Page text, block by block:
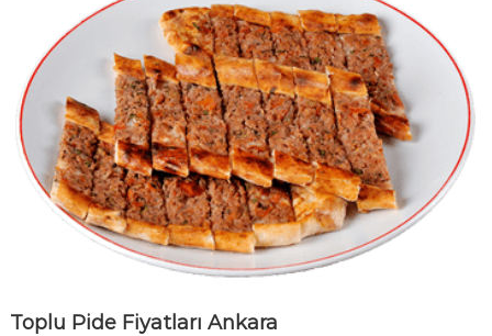
Toplu Pide Fiyatları Ankara